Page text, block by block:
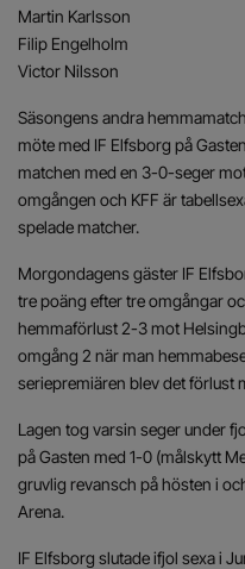
Martin Karlsson
Filip Engelholm
Victor Nilsson
Säsongens andra
möte med IF Elfsborg på
matchen med en 3-0-seger
omgången och KFF är
spelade matcher.
Morgondagens gäster IF
tre poäng efter tre omgångar
hemmaförlust 2-3 mot
omgång 2 när man
seriepremiären blev det förlust
Lagen tog varsin seger under
på Gasten med 1-0 (målskytt
gruvlig revansch på hösten i
Arena.
IF Elfsborg slutade ifjol sexa i